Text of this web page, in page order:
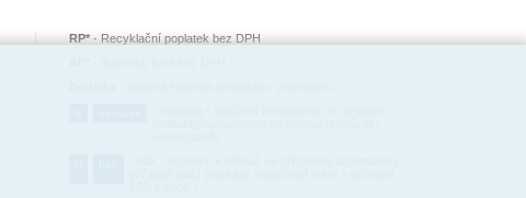
RP* -Recyklační poplatek bez DPH